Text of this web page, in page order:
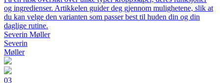
og ingredienser. Artikkelen guider deg gjennom mulighetene, slik at
du kan velge den varianten som passer best til huden din og din
daglige rutine.
Severin Møller
Severin
Møller
03